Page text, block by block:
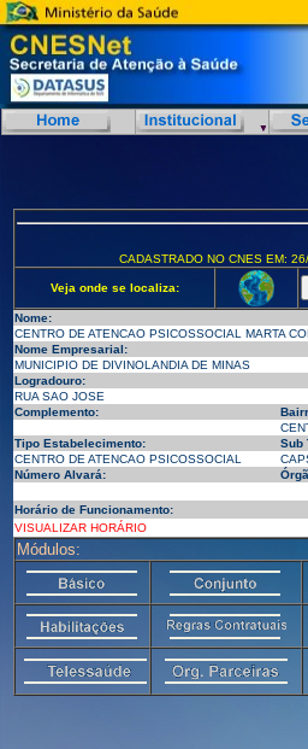
CADASTRADO NO CNES EM:
Veja onde se localiza:
Nome:
CENTRO DE ATENCAO PSICOSSOCIAL MARTA
Nome Empresarial:
MUNICIPIO DE DIVINOLANDIA DE MINAS
Logradouro:
RUA SAO JOSE
Complemento:
Tipo Estabelecimento:
Sub
CENTRO DE ATENCAO PSICOSSOCIAL
Número Alvará:
Horário de Funcionamento:
VISUALIZAR HORÁRIO
Módulos: